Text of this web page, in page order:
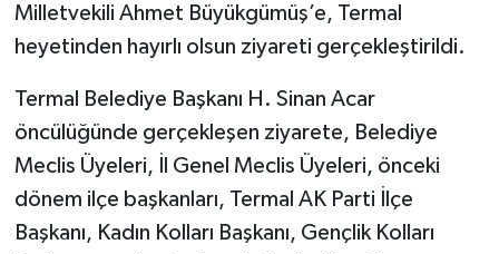
Milletvekili Ahmet Büyükgümüş’e, Termal
heyetinden hayırlı olsun ziyareti gerçekleştirildi.
Termal Belediye Başkanı H. Sinan Acar
öncülüğünde gerçekleşen ziyarete, Belediye
Meclis Üyeleri, İl Genel Meclis Üyeleri, önceki
dönem ilçe başkanları, Termal AK Parti İlçe
Başkanı, Kadın Kolları Başkanı, Gençlik Kolları